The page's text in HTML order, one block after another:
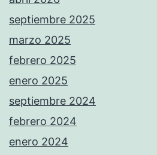
septiembre 2025
marzo 2025
febrero 2025
enero 2025
septiembre 2024
febrero 2024
enero 2024